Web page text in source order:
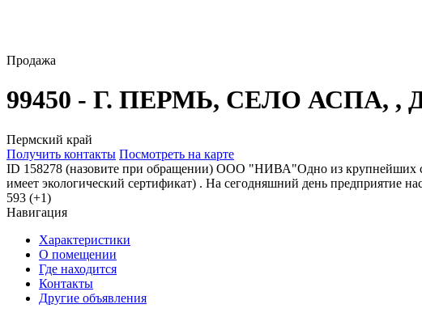
Продажа
99450 - Г. ПЕРМЬ, СЕЛО АСПА, ,
Пермский край
Получить контакты Посмотреть на карте
ID 158278 (назовите при обращении) ООО "НИВА"Одно из крупнейших
имеет экологический сертификат) . На сегодняшний день предприятие
593 (+1)
Навигация
Характеристики
О помещении
Где находится
Контакты
Другие объявления